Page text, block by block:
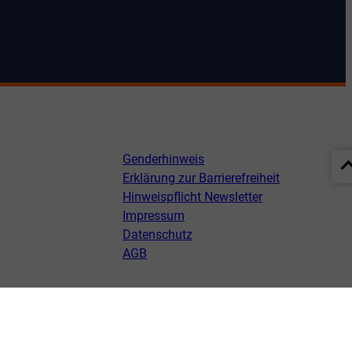
Genderhinweis
Erklärung zur Barrierefreiheit
Hinweispflicht Newsletter
Impressum
Datenschutz
AGB